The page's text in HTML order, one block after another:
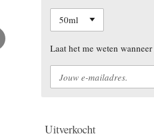
Laat het me weten
Uitverkocht